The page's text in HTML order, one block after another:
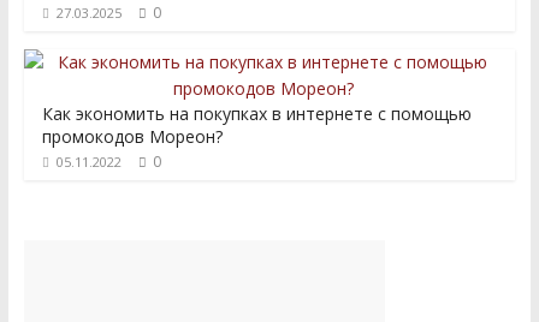
27.03.2025 0
Как экономить на покупках в интернете с помощью
промокодов Мореон?
05.11.2022 0